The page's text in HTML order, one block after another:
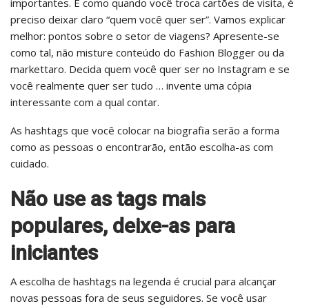
importantes. É como quando você troca cartões de visita, é
preciso deixar claro “quem você quer ser”. Vamos explicar
melhor: pontos sobre o setor de viagens? Apresente-se
como tal, não misture conteúdo do Fashion Blogger ou da
markettaro. Decida quem você quer ser no Instagram e se
você realmente quer ser tudo … invente uma cópia
interessante com a qual contar.
As hashtags que você colocar na biografia serão a forma
como as pessoas o encontrarão, então escolha-as com
cuidado.
Não use as tags mais
populares, deixe-as para
iniciantes
A escolha de hashtags na legenda é crucial para alcançar
novas pessoas fora de seus seguidores. Se você usar